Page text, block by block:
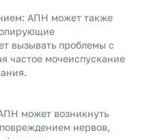
АПН может также
вызывать проблемы с
частое мочеиспускание
может возникнуть
нервов,